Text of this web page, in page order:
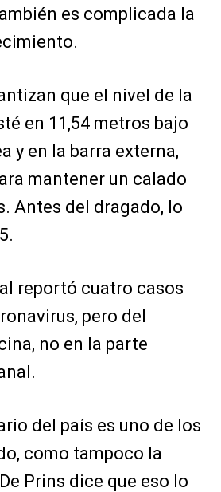
es complicada la
que el nivel de la
en 11,54 metros bajo
y en la barra externa,
mantener un calado
Antes del dragado, lo
reportó cuatro casos
pero del
no en la parte
del país es uno de los
como tampoco la
Prins dice que eso lo